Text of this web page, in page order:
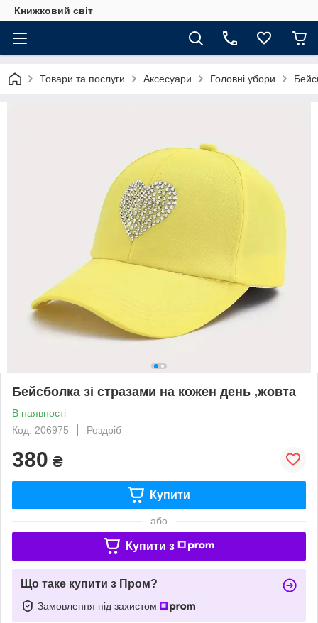
Книжковий світ
Товари та послуги Аксесуари Головні убори
Бейсболка зі стразами на кожен день ,жовта
В наявності
Код: 206975
Роздріб
380 ₴
Купити
або
Купити з
Що таке купити з Пром?
Замовлення під захистом